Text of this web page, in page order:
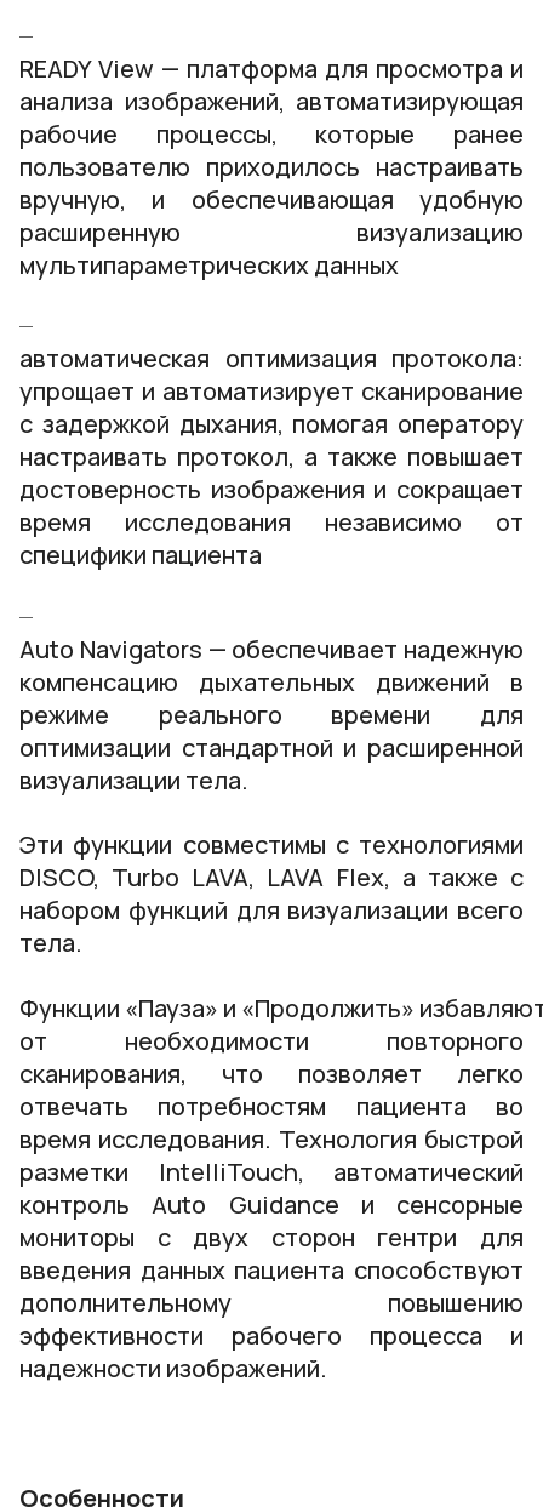
READY View — платформа для просмотра и
анализа изображений, автоматизирующая
рабочие процессы, которые ранее
пользователю приходилось настраивать
вручную, и обеспечивающая удобную
расширенную визуализацию
мультипараметрических данных
автоматическая оптимизация протокола:
упрощает и автоматизирует сканирование
с задержкой дыхания, помогая оператору
настраивать протокол, а также повышает
достоверность изображения и сокращает
время исследования независимо от
специфики пациента
Auto Navigators — обеспечивает надежную
компенсацию дыхательных движений в
режиме реального времени для
оптимизации стандартной и расширенной
визуализации тела.
Эти функции совместимы с технологиями
DISCO, Turbo LAVA, LAVA Flex, а также с
набором функций для визуализации всего
тела.
Функции «Пауза» и «Продолжить»
от необходимости повторного
сканирования, что позволяет легко
отвечать потребностям пациента во
время исследования. Технология быстрой
разметки IntelliTouch, автоматический
контроль Auto Guidance и сенсорные
мониторы с двух сторон гентри для
введения данных пациента способствуют
дополнительному повышению
эффективности рабочего процесса и
надежности изображений.
Особенности